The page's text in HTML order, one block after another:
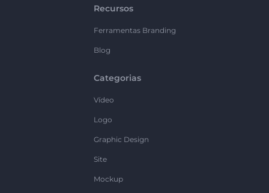
Recursos
Ferramentas Branding
Blog
Categorias
Vídeo
Logo
Graphic Design
Site
Mockup